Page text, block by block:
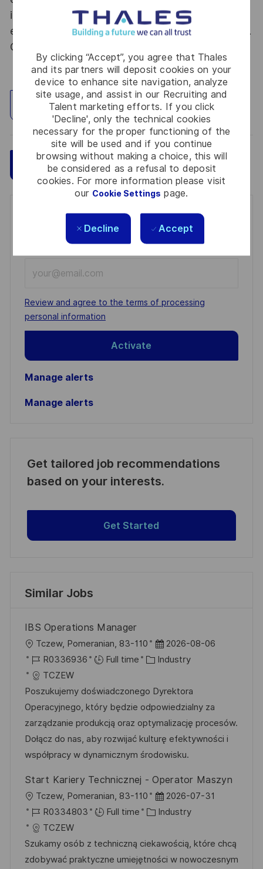
By clicking “Accept”, you agree that Thales
and its partners will deposit cookies on your
device to enhance site navigation, analyze
site usage, and assist in our Recruiting and
Talent marketing efforts. If you click
'Decline', only the technical cookies
necessary for the proper functioning of the
site will be used and if you continue
browsing without making a choice, this will
be considered as a refusal to deposit
cookies. For more information please visit
our Cookie Settings page.
Decline Accept
into new fields. Together we believe that
embracing flexibility is a smarter way of working.
Great journeys start here, apply now!
Explore Location
Apply Now Save
Get notified for similar jobs
You'll receive updates once a week
Email
address
(Required)
Required
Review and agree to the terms of processing
personal information
Activate
Manage alerts
Manage alerts
Get tailored job recommendations
based on your interests.
Get Started
Similar Jobs
IBS Operations Manager
L
o
c
a
t
i
o
n
Tczew, Pomeranian, 83-110
P
o
t
e
d
D
a
e
2026-08-06
J
o
b
I
d
R0336936 Full time
C
t
e
g
o
r
Industry
TCZEW
Poszukujemy doświadczonego Dyrektora
Operacyjnego, który będzie odpowiedzialny za
zarządzanie produkcją oraz optymalizację procesów.
Dołącz do nas, aby rozwijać kulturę efektywności i
współpracy w dynamicznym środowisku.
Start Kariery Technicznej - Operator Maszyn
L
o
c
a
t
Tczew, Pomeranian, 83-110
P
o
t
e
2026-07-31
J
o
b
I
R0334803 Full time
C
t
e
Industry
TCZEW
Szukamy osób z techniczną ciekawością, które chcą
zdobywać praktyczne umiejętności w nowoczesnym